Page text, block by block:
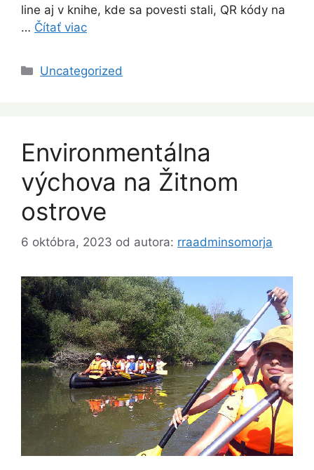
line aj v knihe, kde sa povesti stali, QR kódy na
… Čítať viac
Kategórie
Uncategorized
Environmentálna
výchova na Žitnom
ostrove
6 októbra, 2023 od autora: rraadminsomorja